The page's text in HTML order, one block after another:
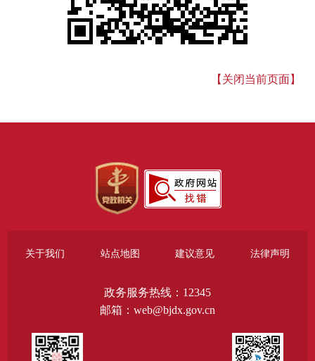
【关闭当前页面】
关于我们 站点地图 建议意见 法律声明
政务服务热线：12345
邮箱：web@bjdx.gov.cn